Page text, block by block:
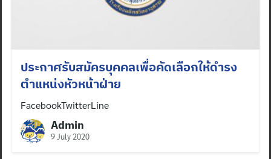
ประกาศรับสมัครบุคคลเพื่อคัดเลือกให้ดำรง
ตำแหน่งหัวหน้าฝ่าย
FacebookTwitterLine
Admin
9 July 2020